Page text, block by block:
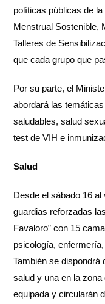
políticas públicas de
Menstrual Sostenible,
Talleres de
que cada grupo que
Por su parte, el
abordará las
saludables, salud
test de VIH e
Salud
Desde el sábado 16
guardias reforzadas
Favaloro” con 15
psicología,
También se dispondrá
salud y una en la
equipada y circularán